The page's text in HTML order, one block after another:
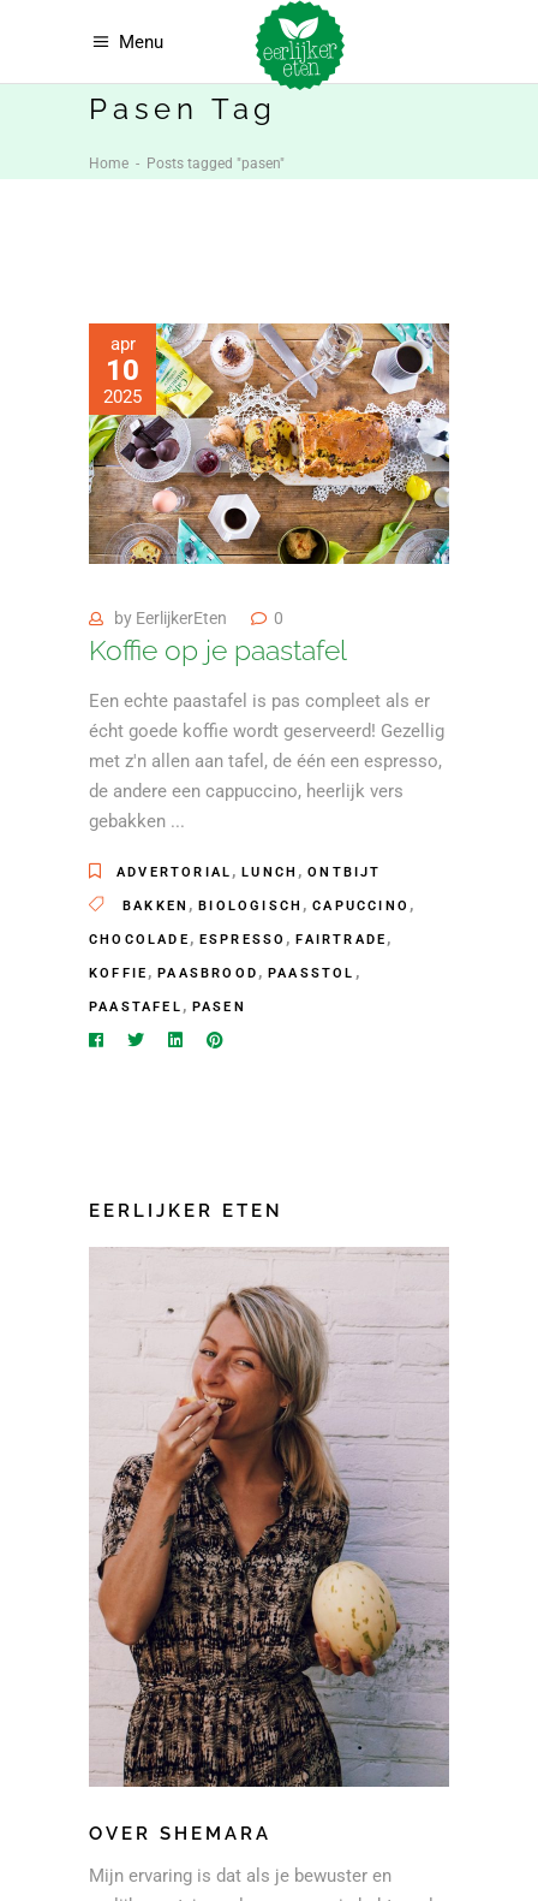
Menu
Pasen Tag
Home - Posts tagged "pasen"
apr
10
2025
by EerlijkerEten 0
Koffie op je paastafel
Een echte paastafel is pas compleet als er
écht goede koffie wordt geserveerd! Gezellig
met z'n allen aan tafel, de één een espresso,
de andere een cappuccino, heerlijk vers
gebakken
ADVERTORIAL ,LUNCH ,ONTBIJT
BAKKEN ,BIOLOGISCH ,CAPUCCINO ,
CHOCOLADE , ESPRESSO ,FAIRTRADE ,
KOFFIE ,PAASBROOD ,PAASSTOL ,
PAASTAFEL , PASEN
EERLIJKER ETEN
OVER SHEMARA
Mijn ervaring is dat als je bewuster en